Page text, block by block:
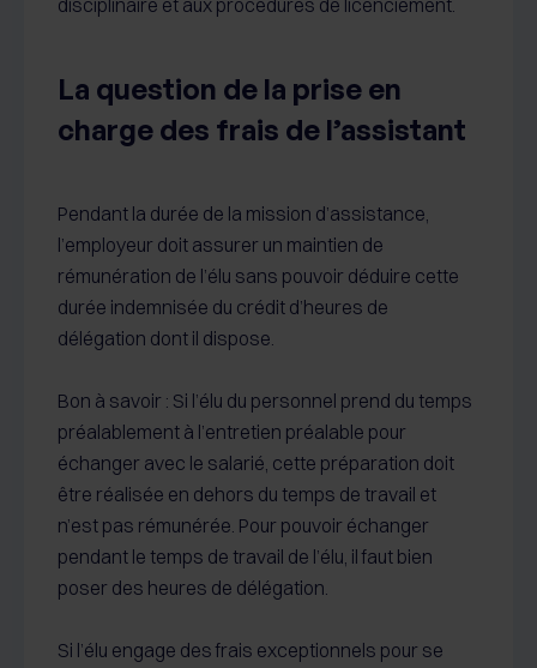
disciplinaire et aux procédures de licenciement.
La question de la prise en
charge des frais de l’assistant
Pendant la durée de la mission d’assistance,
l’employeur doit assurer un maintien de
rémunération de l’élu sans pouvoir déduire cette
durée indemnisée du crédit d’heures de
délégation dont il dispose.
Bon à savoir : Si l’élu du personnel prend du temps
préalablement à l’entretien préalable pour
échanger avec le salarié, cette préparation doit
être réalisée en dehors du temps de travail et
n’est pas rémunérée. Pour pouvoir échanger
pendant le temps de travail de l’élu, il faut bien
poser des heures de délégation.
Si l’élu engage des frais exceptionnels pour se